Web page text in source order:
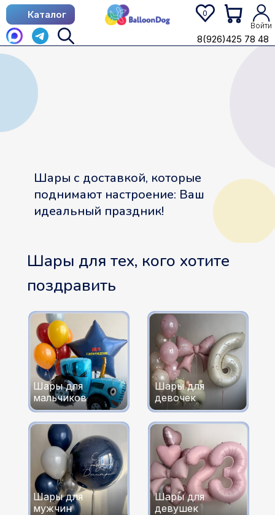
Каталог
Войти
0
8(926)425 78 48
Каталог
8(926)425 78 48
Шары с доставкой, которые
поднимают настроение: Ваш
идеальный праздник!
Шары для тех, кого хотите
поздравить
Шары для
девочек
Шары для
мужчин
Шары для
девушек
Шары для
мальчиков